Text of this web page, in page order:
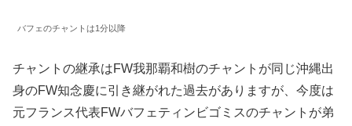
バフェのチャントは1分以降
チャントの継承はFW我那覇和樹のチャントが同じ沖縄出
身のFW知念慶に引き継がれた過去がありますが、今度は
元フランス代表FWバフェティンビゴミスのチャントが弟